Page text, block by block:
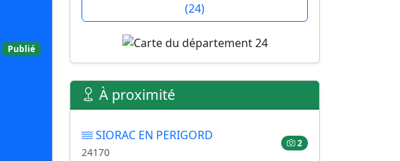
Publié
(24)
À proximité
SIORAC EN PERIGORD
24170
2